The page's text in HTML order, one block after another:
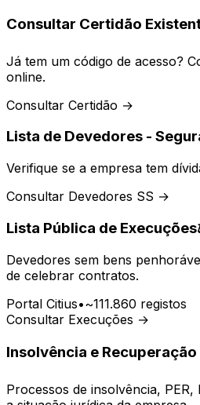
Consultar Certidão
Já tem um código de acesso?
online.
Consultar Certidão →
Lista de Devedores -
Verifique se a empresa tem
Consultar Devedores SS →
Lista Pública de Execuções
Devedores sem bens
de celebrar contratos.
Portal Citius•~111.860 registos
Consultar Execuções →
Insolvência e Recuperação
Processos de insolvência, PER,